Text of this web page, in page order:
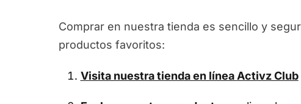
Comprar en nuestra tienda es sencillo y
productos favoritos:
Visita nuestra tienda en línea Activz Club